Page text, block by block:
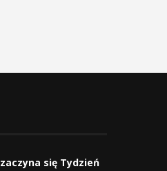
się Tydzień